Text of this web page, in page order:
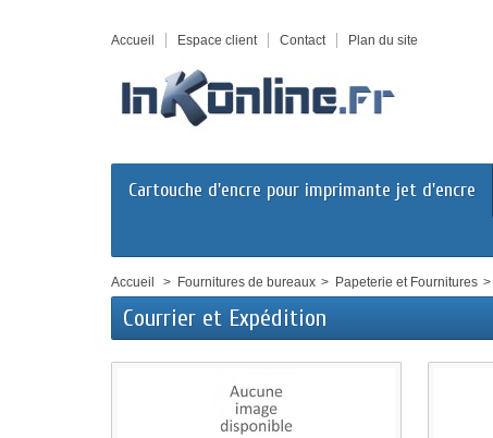
Accueil Espace client Contact Plan du site
Cartouche d'encre pour imprimante jet d'encre
Accueil > Fournitures de bureaux > Papeterie et Fournitures >
Courrier et Expédition